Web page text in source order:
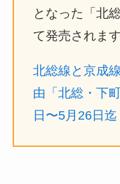
となった「北
て発売されます
北総線と京成
由「北総・下
日〜5月26日迄